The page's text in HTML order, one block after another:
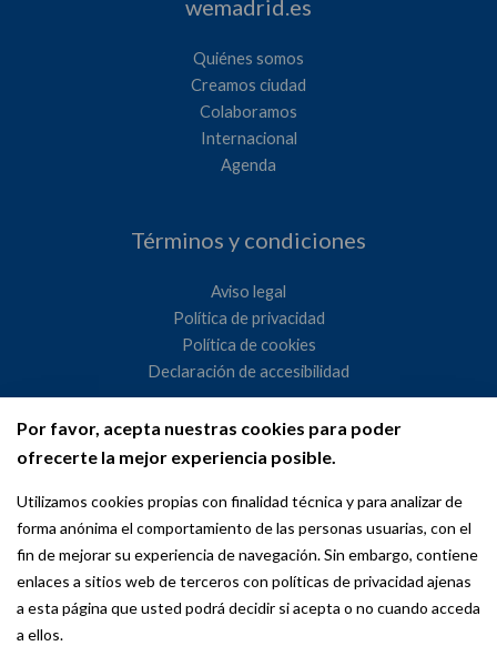
Por favor, acepta nuestras cookies para poder
ofrecerte la mejor experiencia posible.
Utilizamos cookies propias con finalidad técnica y para analizar de
forma anónima el comportamiento de las personas usuarias, con el
fin de mejorar su experiencia de navegación. Sin embargo, contiene
enlaces a sitios web de terceros con políticas de privacidad ajenas
a esta página que usted podrá decidir si acepta o no cuando acceda
a ellos.
wemadrid.es
Quiénes somos
Creamos ciudad
Colaboramos
Internacional
Agenda
Términos y condiciones
Aviso legal
Política de privacidad
Política de cookies
Declaración de accesibilidad
Ayuntamiento de Madrid
WeMadrid es un sitio web del Ayuntamiento de Madrid
dedicado a las relaciones institucionales y la actividad
internacional del Alcalde. ​